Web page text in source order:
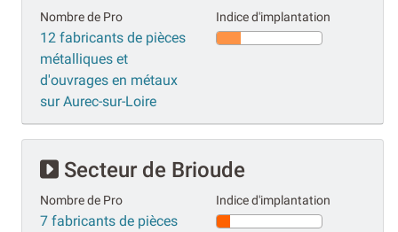
Nombre de Pro
12 fabricants de pièces
métalliques et
d'ouvrages en métaux
sur Aurec-sur-Loire
Indice d'implantation
Secteur de Brioude
Nombre de Pro
7 fabricants de pièces
Indice d'implantation